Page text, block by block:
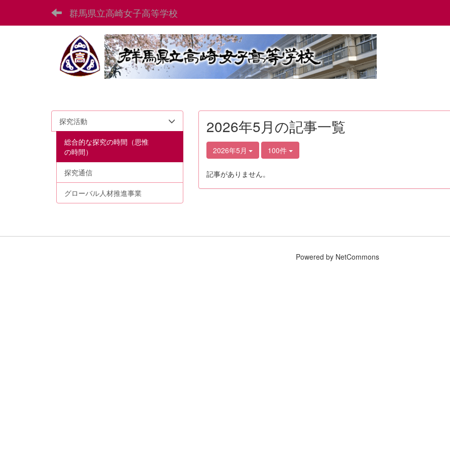
群馬県立高崎女子高等学校
2026年5月の記事一覧
2026年5月 100件
記事がありません。
探究活動
総合的な探究の時間（思惟
の時間）
探究通信
グローバル人材推進事業
Powered by NetCommons